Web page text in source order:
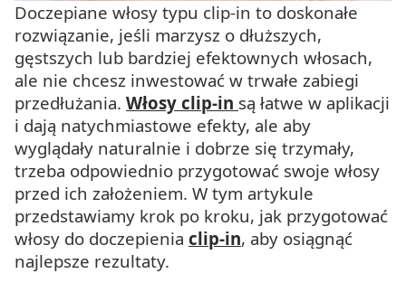
Doczepiane włosy typu clip-in to doskonałe
rozwiązanie, jeśli marzysz o dłuższych,
gęstszych lub bardziej efektownych włosach,
ale nie chcesz inwestować w trwałe zabiegi
przedłużania. Włosy clip-in są łatwe w aplikacji
i dają natychmiastowe efekty, ale aby
wyglądały naturalnie i dobrze się trzymały,
trzeba odpowiednio przygotować swoje włosy
przed ich założeniem. W tym artykule
przedstawiamy krok po kroku, jak przygotować
włosy do doczepienia clip-in, aby osiągnąć
najlepsze rezultaty.